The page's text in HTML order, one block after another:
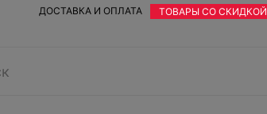
ДОСТАВКА И ОПЛАТА ТОВАРЫ СО СКИДКОЙ